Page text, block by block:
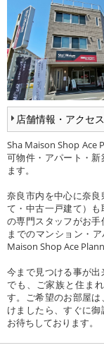
店舗情報・アクセ
Sha Maison Shop Ace
可物件・アパート・
ます。
奈良市内を中心に奈
て・中古一戸建て）
の専門スタッフがお
までのマンション・
Maison Shop Ace
今まで見つける事が
でも、ご家族と住ま
す。ご希望のお部屋
けましたら、すぐに
お待ちしております。